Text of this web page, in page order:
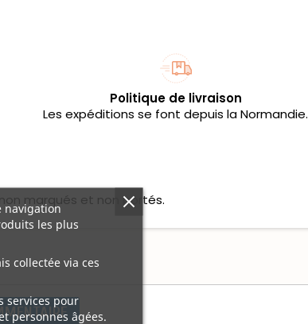
Politique de livraison
Les expéditions se font depuis la Normandie.
marqués et non portés.
navigation
les plus
collectée via ces
services pour
personnes âgées.